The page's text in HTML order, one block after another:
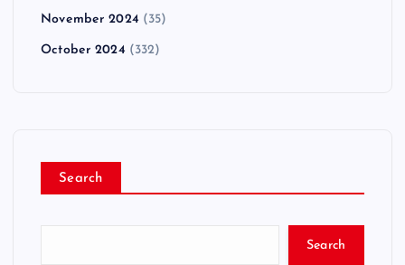
November 2024 (35)
October 2024 (332)
Search
Search